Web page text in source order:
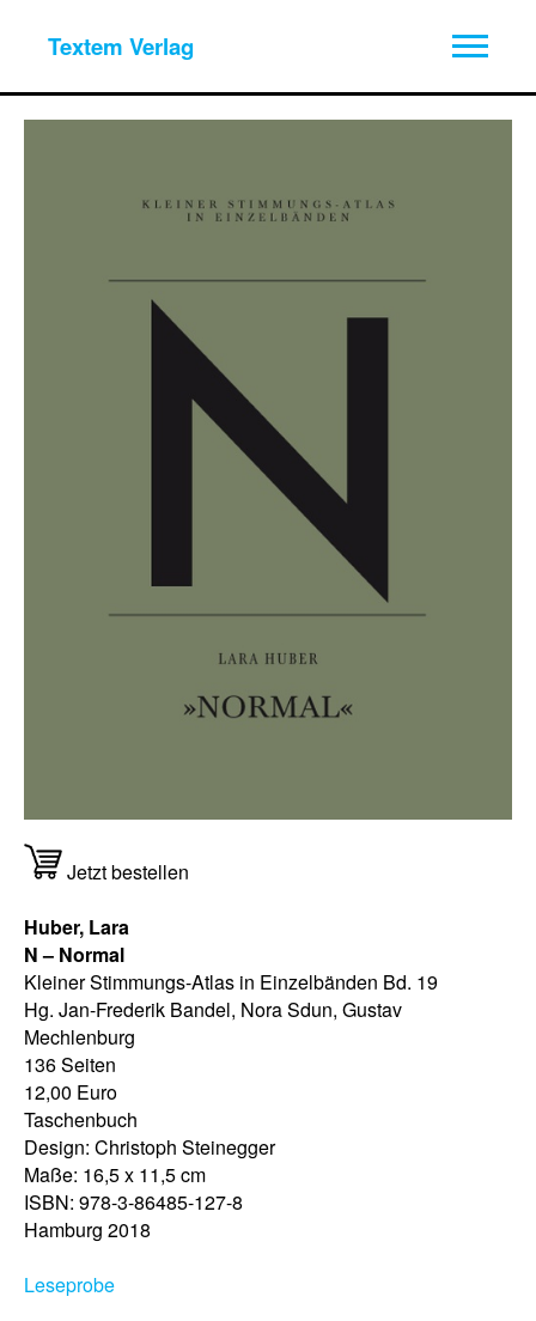
Textem Verlag
Jetzt bestellen
Huber, Lara
N – Normal
Kleiner Stimmungs-Atlas in Einzelbänden Bd. 19
Hg. Jan-Frederik Bandel, Nora Sdun, Gustav
Mechlenburg
136 Seiten
12,00 Euro
Taschenbuch
Design: Christoph Steinegger
Maße: 16,5 x 11,5 cm
ISBN: 978-3-86485-127-8
Hamburg 2018
Leseprobe